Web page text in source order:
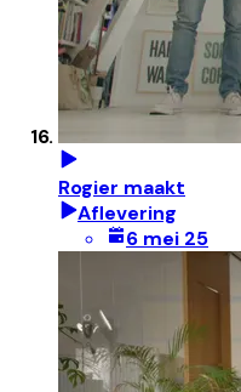
Rogier maakt
Aflevering
6 mei 25